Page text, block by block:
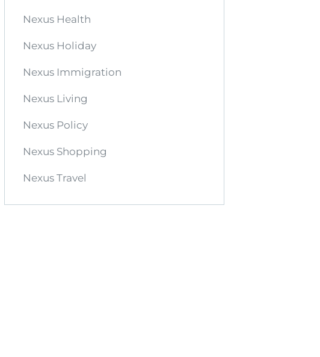
Nexus Health
Nexus Holiday
Nexus Immigration
Nexus Living
Nexus Policy
Nexus Shopping
Nexus Travel